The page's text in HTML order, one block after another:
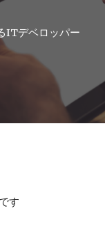
ITデベロッパー
す